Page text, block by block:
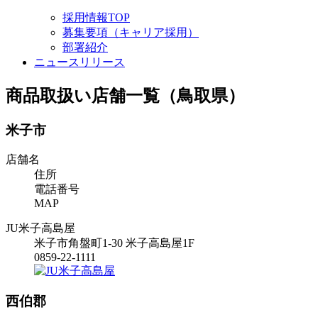
採用情報TOP
募集要項（キャリア採用）
部署紹介
ニュースリリース
商品取扱い店舗一覧（鳥取県）
米子市
店舗名
住所
電話番号
MAP
JU米子高島屋
米子市角盤町1-30 米子高島屋1F
0859-22-1111
西伯郡